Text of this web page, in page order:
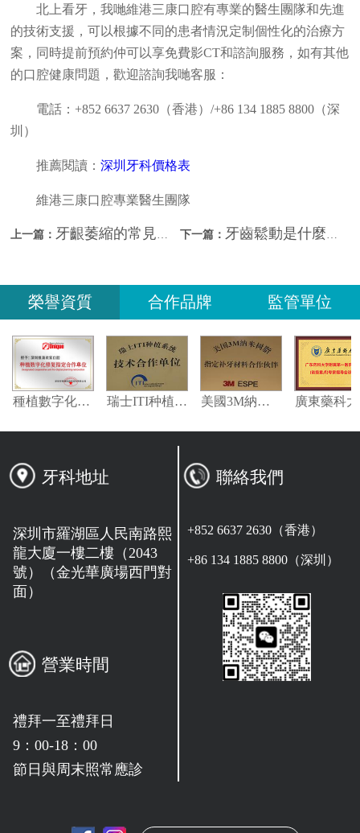
北上看牙，我哋維港三康口腔有專業的醫生團隊和先進
的技術支援，可以根據不同的患者情況定制個性化的治療方
案，同時提前預約仲可以享免費影CT和諮詢服務，如有其他
的口腔健康問題，歡迎諮詢我哋客服：
電話：+852 6637 2630（香港）/+86 134 1885 8800（深
圳）
推薦閱讀：深圳牙科價格表
維港三康口腔專業醫生團隊
上一篇： 牙齦萎縮的常見表現？深圳睇牙哪間好？ 下一篇： 牙齒鬆動是什麼原因導致的？深圳看牙哪間好？
榮譽資質 合作品牌 監管單位
牙科地址
深圳市羅湖區人民南路熙
龍大廈一樓二樓（2043
號）（金光華廣場西門對
面）
營業時間
禮拜一至禮拜日
9：00-18：00
節日與周末照常應診
聯絡我們
+852 6637 2630（香港）
+86 134 1885 8800（深圳）